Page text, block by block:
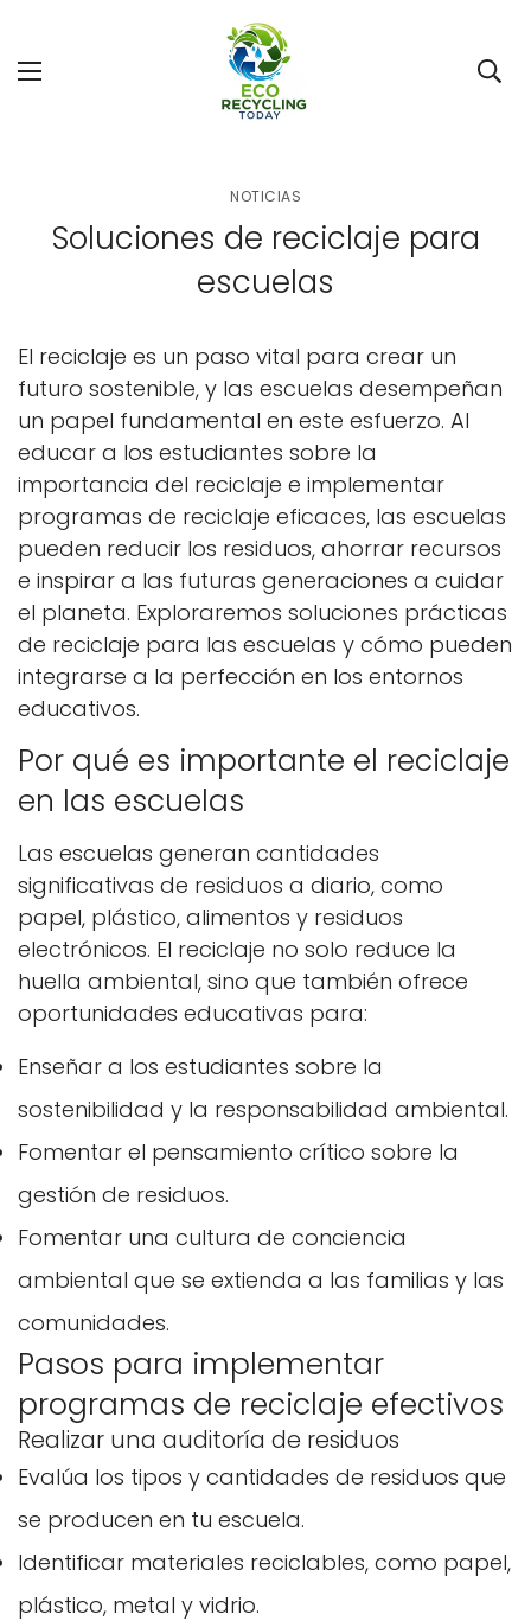
NOTICIAS
Soluciones de reciclaje para
escuelas
El reciclaje es un paso vital para crear un
futuro sostenible, y las escuelas desempeñan
un papel fundamental en este esfuerzo. Al
educar a los estudiantes sobre la
importancia del reciclaje e implementar
programas de reciclaje eficaces, las escuelas
pueden reducir los residuos, ahorrar recursos
e inspirar a las futuras generaciones a cuidar
el planeta. Exploraremos soluciones prácticas
de reciclaje para las escuelas y cómo pueden
integrarse a la perfección en los entornos
educativos.
Por qué es importante el reciclaje
en las escuelas
Las escuelas generan cantidades
significativas de residuos a diario, como
papel, plástico, alimentos y residuos
electrónicos. El reciclaje no solo reduce la
huella ambiental, sino que también ofrece
oportunidades educativas para:
Enseñar a los estudiantes sobre la
sostenibilidad y la responsabilidad ambiental.
Fomentar el pensamiento crítico sobre la
gestión de residuos.
Fomentar una cultura de conciencia
ambiental que se extienda a las familias y las
comunidades.
Pasos para implementar
programas de reciclaje efectivos
Realizar una auditoría de residuos
Evalúa los tipos y cantidades de residuos que
se producen en tu escuela.
Identificar materiales reciclables, como papel,
plástico, metal y vidrio.